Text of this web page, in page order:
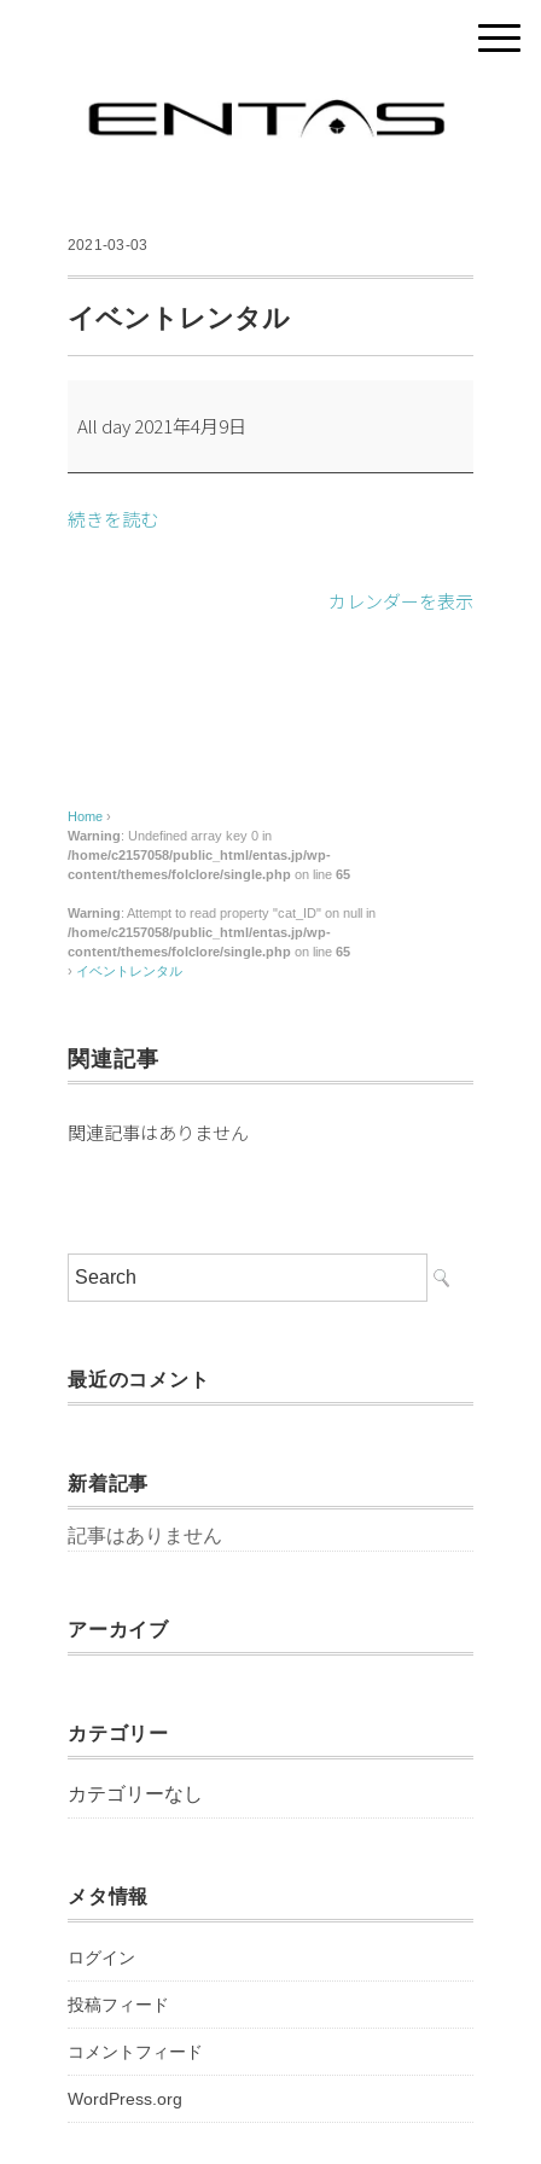
2021-03-03
イベントレンタル
ベ
ン
All day2021年4月9日
続きを読む
カレンダーを表示
Home ›
Warning: Undefined array key 0 in
/home/c2157058/public_html/entas.jp/wp-
content/themes/folclore/single.php on line 65
Warning: Attempt to read property "cat_ID" on null in
/home/c2157058/public_html/entas.jp/wp-
content/themes/folclore/single.php on line 65
› イベントレンタル
関連記事
関連記事はありません
最近のコメント
新着記事
記事はありません
アーカイブ
カテゴリー
カテゴリーなし
メタ情報
ログイン
投稿フィード
コメントフィード
WordPress.org